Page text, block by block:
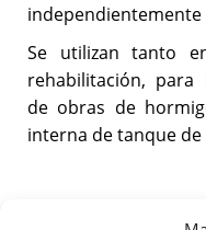
independientemente
Se utilizan tanto
rehabilitación, para
de obras de
interna de tanque